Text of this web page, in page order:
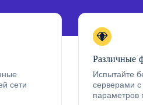
сети
Различные
Испытайте
серверами с
параметров